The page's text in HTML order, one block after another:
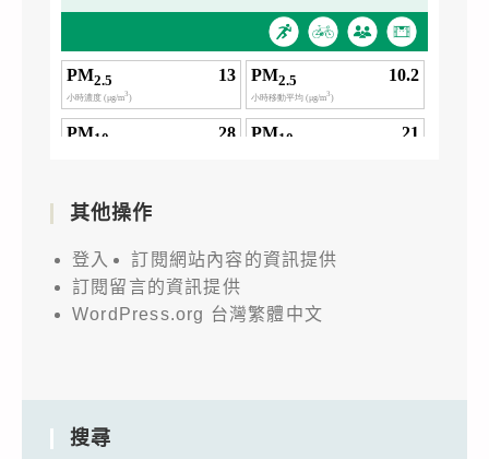
其他操作
登入
訂閱網站內容的資訊提供
訂閱留言的資訊提供
WordPress.org 台灣繁體中文
搜尋